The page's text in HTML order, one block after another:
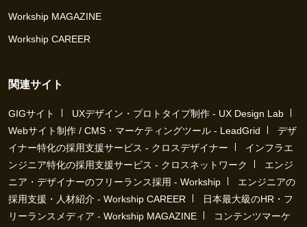
Workship MAGAZINE
Workship CAREER
関連サイト
GIGサイト
UXデザイン・プロトタイプ制作 - UX Design Lab
Webサイト制作 / CMS・マーケティングツール - LeadGrid
デザ
イナー特化の採用支援サービス - クロスデザイナー
インフラエ
ンジニア特化の採用支援サービス - クロスネットワーク
エンジ
ニア・デザイナーのフリーランス採用 - Workship
エンジニアの
採用支援・人材紹介 - Workship CAREER
日本最大級のHR・フ
リーランスメディア - Workship MAGAZINE
コンテンツマーケ